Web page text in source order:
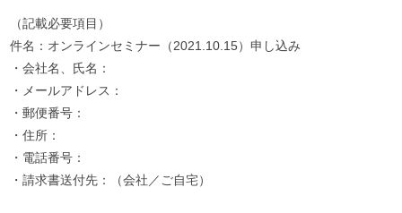
（記載必要項目）
件名：オンラインセミナー（2021.10.15）申し込み
・会社名、氏名：
・メールアドレス：
・郵便番号：
・住所：
・電話番号：
・請求書送付先：（会社／ご自宅）